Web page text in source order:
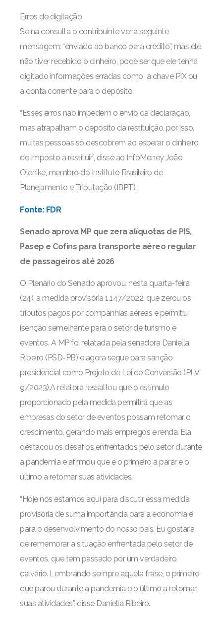
Erros de digitação
Se na consulta o contribuinte ver a seguinte
mensagem: “enviado ao banco para crédito”, mas ele
não tiver recebido o dinheiro, pode ser que ele tenha
digitado informações erradas como a chave PIX ou
a conta corrente para o depósito.
“Esses erros não impedem o envio da declaração,
mas atrapalham o depósito da restituição, por isso,
muitas pessoas só descobrem ao esperar o dinheiro
do imposto a restituir”, disse ao InfoMoney João
Olenike, membro do Instituto Brasileiro de
Planejamento e Tributação (IBPT).
Fonte: FDR
Senado aprova MP que zera alíquotas de PIS,
Pasep e Cofins para transporte aéreo regular
de passageiros até 2026
O Plenário do Senado aprovou, nesta quarta-feira
(24), a medida provisória 1.147/2022, que zerou os
tributos pagos por companhias aéreas e permitiu
isenção semelhante para o setor de turismo e
eventos. A MP foi relatada pela senadora Daniella
Ribeiro (PSD-PB) e agora segue para sanção
presidencial como Projeto de Lei de Conversão (PLV
9/2023).A relatora ressaltou que o estímulo
proporcionado pela medida permitirá que as
empresas do setor de eventos possam retomar o
crescimento, gerando mais empregos e renda. Ela
destacou os desafios enfrentados pelo setor durante
a pandemia e afirmou que é o primeiro a parar e o
último a retomar suas atividades.
“Hoje nós estamos aqui para discutir essa medida
provisória de suma importância para a economia e
para o desenvolvimento do nosso país. Eu gostaria
de rememorar a situação enfrentada pelo setor de
eventos, que tem passado por um verdadeiro
calvário. Lembrando sempre aquela frase, o primeiro
que parou durante a pandemia e o último a retomar
suas atividades”, disse Daniella Ribeiro.